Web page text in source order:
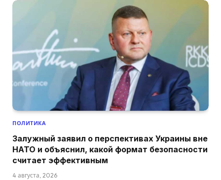
ПОЛИТИКА
Залужный заявил о перспективах Украины вне
НАТО и объяснил, какой формат безопасности
считает эффективным
4 августа, 2026